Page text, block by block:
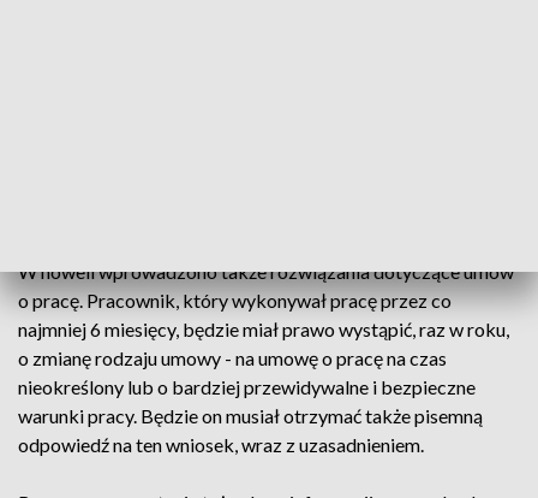
W noweli wprowadzono także rozwiązania dotyczące umów
o pracę. Pracownik, który wykonywał pracę przez co
najmniej 6 miesięcy, będzie miał prawo wystąpić, raz w roku,
o zmianę rodzaju umowy - na umowę o pracę na czas
nieokreślony lub o bardziej przewidywalne i bezpieczne
warunki pracy. Będzie on musiał otrzymać także pisemną
odpowiedź na ten wniosek, wraz z uzasadnieniem.